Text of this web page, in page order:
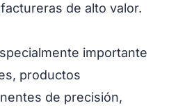
de alto valor.
importante
productos
de precisión,